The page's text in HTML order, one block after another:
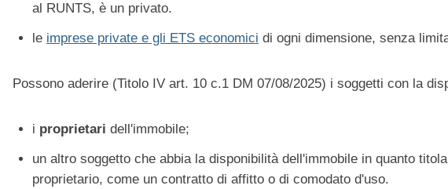
al RUNTS, è un privato.
le imprese private e gli ETS economici di ogni dimensione, senza
Possono aderire (Titolo IV art. 10 c.1 DM 07/08/2025) i soggetti con la
i proprietari dell'immobile;
un altro soggetto che abbia la disponibilità dell'immobile in quanto
proprietario, come un contratto di affitto o di comodato d'uso.